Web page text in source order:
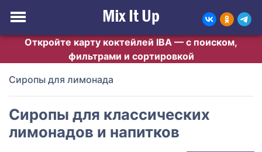
Откройте карту коктейлей IBA — с поиском,
фильтрами и сортировкой
Сиропы для лимонада
Сиропы для классических
лимонадов и напитков